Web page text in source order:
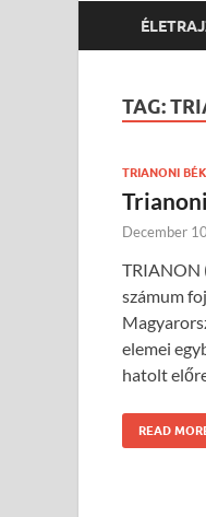
TAG:
TRIANONI
December
TRIANON
számum
elemei
hatolt előre
READ